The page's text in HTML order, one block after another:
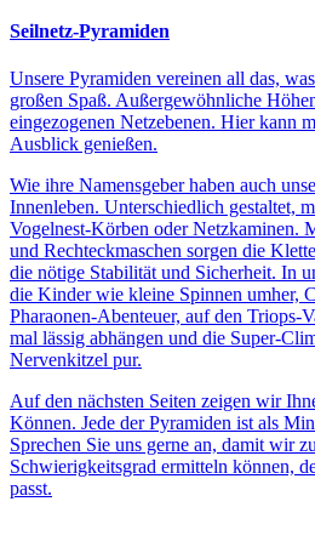
Seilnetz-Pyramiden
Unsere Pyramiden vereinen all das,
großen Spaß. Außergewöhnliche
eingezogenen Netzebenen. Hier kann
Ausblick genießen.
Wie ihre Namensgeber haben auch
Innenleben. Unterschiedlich gestaltet,
Vogelnest-Körben oder Netzkaminen.
und Rechteckmaschen sorgen die
die nötige Stabilität und Sicherheit. In
die Kinder wie kleine Spinnen umher,
Pharaonen-Abenteuer, auf den Triops-
mal lässig abhängen und die Super-
Nervenkitzel pur.
Auf den nächsten Seiten zeigen wir
Können. Jede der Pyramiden ist als
Sprechen Sie uns gerne an, damit wir
Schwierigkeitsgrad ermitteln können,
passt.